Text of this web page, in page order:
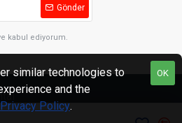
Gönder
kabul ediyorum.
OK
similar technologies to
and the
Privacy Policy.